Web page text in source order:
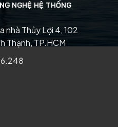
NGHỆ HỆ THỐNG
nhà Thủy Lợi 4, 102
Thạnh, TP.HCM